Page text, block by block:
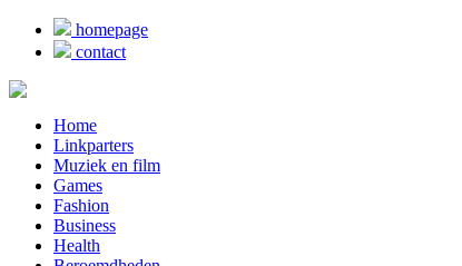
homepage
contact
Home
Linkparters
Muziek en film
Games
Fashion
Business
Health